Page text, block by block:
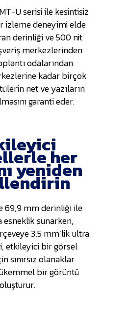
U serisi ile kesintisiz
izleme deneyimi elde
derinliği ve 500 nit
merkezlerinden
odalarından
kadar birçok
net ve yazıların
garanti eder.
her
yeniden
69,9 mm derinliği ile
sunarken,
3,5 mm’lik ultra
etkileyici bir görsel
sınırsız olanaklar
bir görüntü
oluşturur.